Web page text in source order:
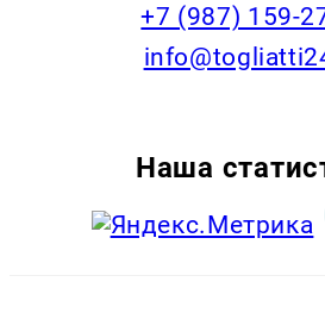
+7 (987) 159-
Наша